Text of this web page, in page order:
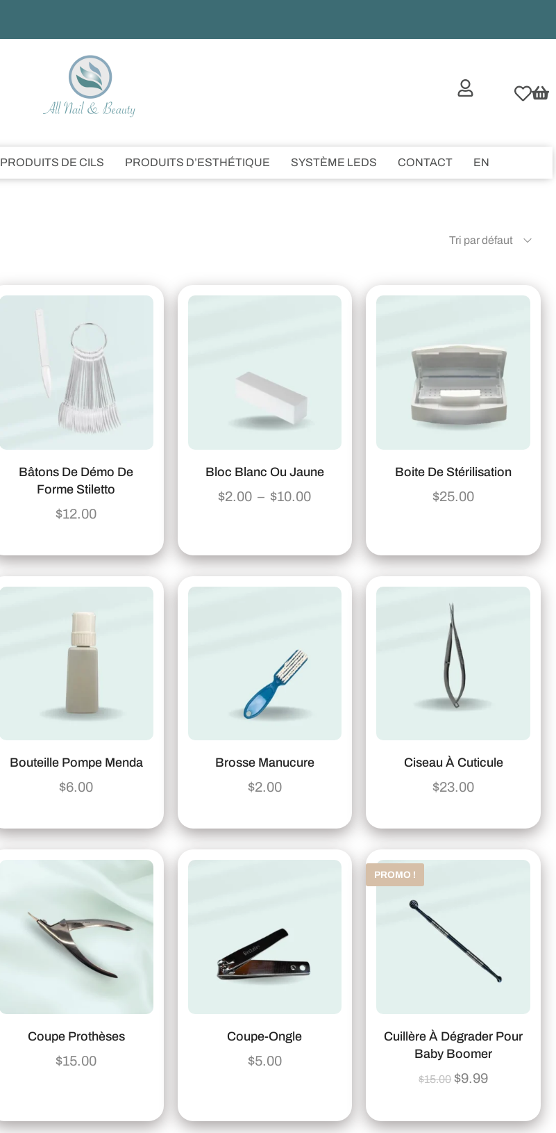
PRODUITS DE CILS PRODUITS D’ESTHÉTIQUE SYSTÈME LEDS CONTACT EN
Tri par défaut
Bâtons De Démo De
Forme Stiletto
$12.00
Bloc Blanc Ou Jaune
$2.00 – $10.00
Boite De Stérilisation
$25.00
Bouteille Pompe Menda
$6.00
Brosse Manucure
$2.00
Ciseau À Cuticule
$23.00
Coupe Prothèses
$15.00
Coupe-Ongle
$5.00
PROMO !
Cuillère À Dégrader Pour
Baby Boomer
$15.00 $9.99